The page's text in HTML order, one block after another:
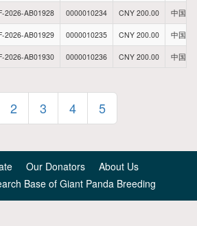
2026-AB01928 0000010234 CNY 200.00 中国广
2026-AB01929 0000010235 CNY 200.00 中国广
2026-AB01930 0000010236 CNY 200.00 中国广
2 3 4 5
Our Donators
About Us
Base of Giant Panda Breeding